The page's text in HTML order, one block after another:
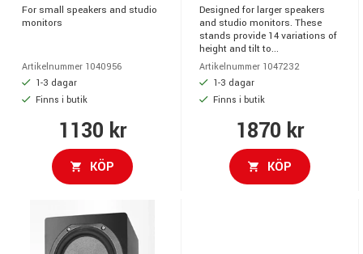
For small speakers and studio
monitors
Artikelnummer 1040956
1-3 dagar
Finns i butik
1130 kr
KÖP
Designed for larger speakers
and studio monitors. These
stands provide 14 variations of
height and tilt to...
Artikelnummer 1047232
1-3 dagar
Finns i butik
1870 kr
KÖP